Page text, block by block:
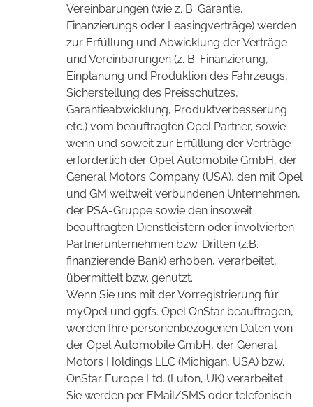
Vereinbarungen (wie z. B. Garantie,
Finanzierungs oder Leasingverträge) werden
zur Erfüllung und Abwicklung der Verträge
und Vereinbarungen (z. B. Finanzierung,
Einplanung und Produktion des Fahrzeugs,
Sicherstellung des Preisschutzes,
Garantieabwicklung, Produktverbesserung
etc.) vom beauftragten Opel Partner, sowie
wenn und soweit zur Erfüllung der Verträge
erforderlich der Opel Automobile GmbH, der
General Motors Company (USA), den mit Opel
und GM weltweit verbundenen Unternehmen,
der PSA-Gruppe sowie den insoweit
beauftragten Dienstleistern oder involvierten
Partnerunternehmen bzw. Dritten (z.B.
finanzierende Bank) erhoben, verarbeitet,
übermittelt bzw. genutzt.
Wenn Sie uns mit der Vorregistrierung für
myOpel und ggfs. Opel OnStar beauftragen,
werden Ihre personenbezogenen Daten von
der Opel Automobile GmbH, der General
Motors Holdings LLC (Michigan, USA) bzw.
OnStar Europe Ltd. (Luton, UK) verarbeitet.
Sie werden per EMail/SMS oder telefonisch